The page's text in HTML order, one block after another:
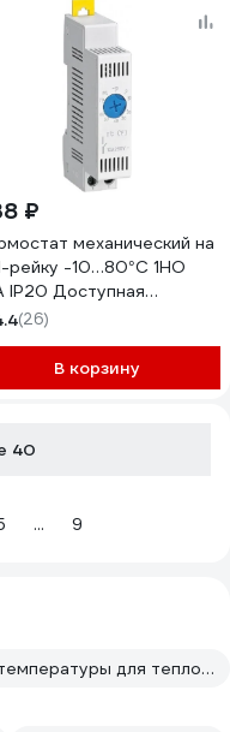
₽
механический на
рейку -10…80°С 1НО
IP20 Доступная
DA-011-NO
(26)
В корзину
40
... 9
Двухфазные терморегуляторы температуры для теплого пола